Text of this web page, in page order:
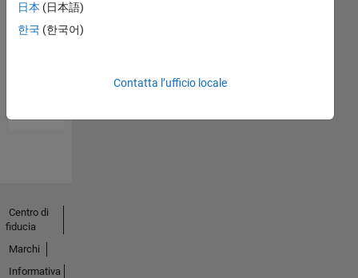
No
日本 (日本語)
한국 (한국어)
Contatta l’ufficio locale
Centro di
fiducia
Marchi
Informativa